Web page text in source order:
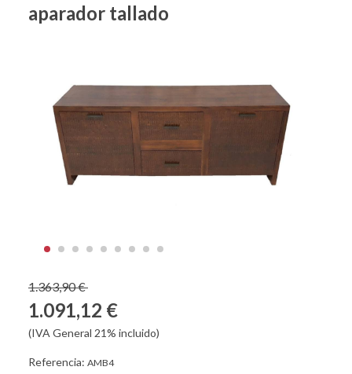
aparador tallado
1.363,90 €
1.091,12 €
(IVA General 21% incluido)
Referencia: AMB4